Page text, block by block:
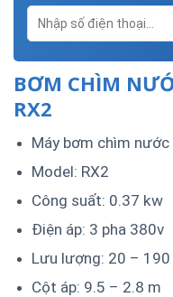
BƠM CHÌM
RX2
Máy bơm chìm
Model: RX2
Công suất: 0.37 kw
Điện áp: 3 pha 380v
Lưu lượng: 20 –
Cột áp: 9.5 – 2.8 m